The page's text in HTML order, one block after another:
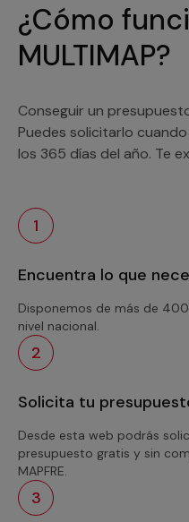
¿Cómo
MULTIMAP?
Conseguir un
Puedes solicitarlo
los 365 días del año. Te
1
Encuentra lo que
Disponemos de más de
nivel nacional.
2
Solicita tu
Desde esta web podrás
presupuesto gratis y sin
MAPFRE.
3